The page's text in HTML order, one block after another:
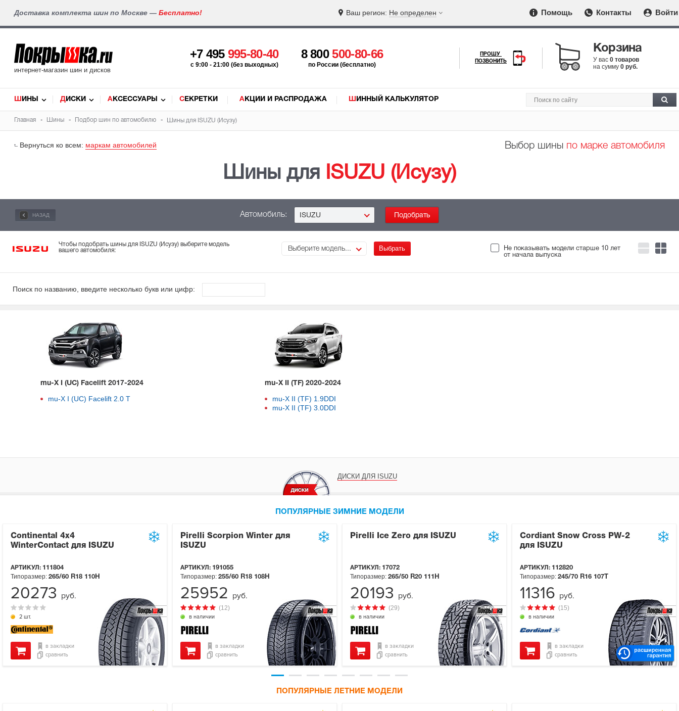
Доставка комплекта шин по Москве — Бесплатно! Ваш регион: Не определен Помощь Контакты Войти
интернет-магазин шин и дисков
+7 495 995-80-40
c 9:00 - 21:00 (без выходных)
8 800500-80-66
по России (бесплатно)
ПРОШУ
ПОЗВОНИТЬ
Корзина
У вас 0 товаров
на сумму 0 руб.
ШИНЫ ДИСКИ АКСЕССУАРЫ СЕКРЕТКИ АКЦИИ И РАСПРОДАЖА ШИННЫЙ КАЛЬКУЛЯТОР
Главная Шины Подбор шин по автомобилю Шины для ISUZU (Исузу)
Вернуться ко всем: маркам автомобилей Выбор шины по марке автомобиля
Шины для ISUZU (Исузу)
НАЗАД Автомобиль: ISUZU
Чтобы подобрать шины для ISUZU (Исузу) выберите модель
вашего автомобиля:
Выберите модель...
Не показывать модели старше 10 лет
от начала выпуска
Поиск по названию, введите несколько букв или цифр:
mu-X I (UC) Facelift 2017-2024
mu-X I (UC) Facelift 2.0 T
mu-X II (TF) 2020-2024
mu-X II (TF) 1.9DDI
mu-X II (TF) 3.0DDI
ДИСКИ ДЛЯ ISUZU
ПОПУЛЯРНЫЕ ЗИМНИЕ МОДЕЛИ
Continental 4x4
WinterContact для ISUZU
АРТИКУЛ: 111804
2 шт.
Типоразмер: 265/60 R18 110H
в закладки
сравнить
20273 руб.
Pirelli Scorpion Winter для
ISUZU
АРТИКУЛ: 191055
в наличии
(12)
Типоразмер: 255/60 R18 108H
в закладки
сравнить
25952 руб.
Pirelli Ice Zero для ISUZU
АРТИКУЛ: 17072
в наличии
(29)
Типоразмер: 265/50 R20 111H
в закладки
сравнить
20193 руб.
Cordiant Snow Cross PW-2
для ISUZU
АРТИКУЛ: 112820
в наличии
(15)
Типоразмер: 245/70 R16 107T
в закладки
сравнить
11316 руб.
ПОПУЛЯРНЫЕ ЛЕТНИЕ МОДЕЛИ